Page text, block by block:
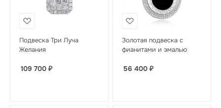
Подвеска Три Луча
Желания
109 700 ₽
Золотая подвеска с
фианитами и эмалью
56 400₽